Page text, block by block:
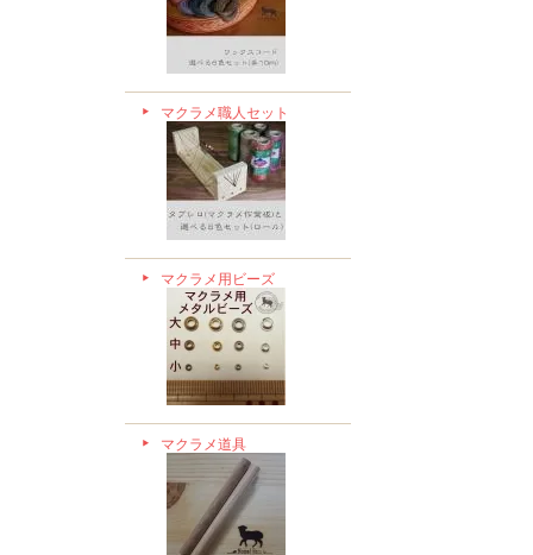
マクラメ職人セット
マクラメ用ビーズ
マクラメ道具